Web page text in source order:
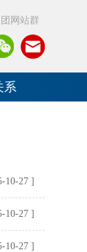
网站群
系
10-27 ]
10-27 ]
10-27 ]